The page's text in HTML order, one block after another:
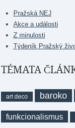
Pražská NEJ
Akce a události
Z minulosti
Týdeník Pražský
TÉMATA
art deco baroko
funkcionalismus